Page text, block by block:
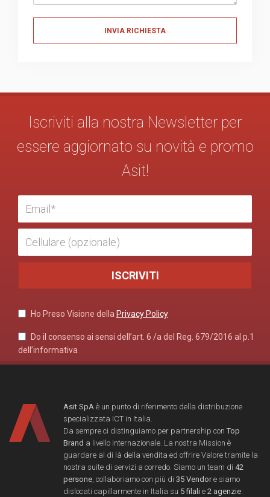
Iscriviti alla nostra Newsletter per
essere aggiornato su novità e promo
Asit!
Ho Preso Visione della Privacy Policy
Do il consenso ai sensi dell’art. 6 /a del Reg. 679/2016 al p.1
dell’informativa
Asit SpA è un punto di riferimento della distribuzione
specializzata ICT in Italia.
Da sempre ci distinguiamo per partnership con Top
Brand a livello internazionale. La nostra Mission è
guardare al di là della vendita ed offrire Valore tramite la
nostra suite di servizi a corredo. Siamo un team di 42
persone, collaboriamo con più di 35 Vendore siamo
dislocati capillarmente in Italia su 5 filali e 2 agenzie.